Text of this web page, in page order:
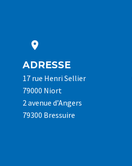


ADRESSE
17 rue Henri Sellier
79000 Niort
2 avenue d’Angers
79300 Bressuire